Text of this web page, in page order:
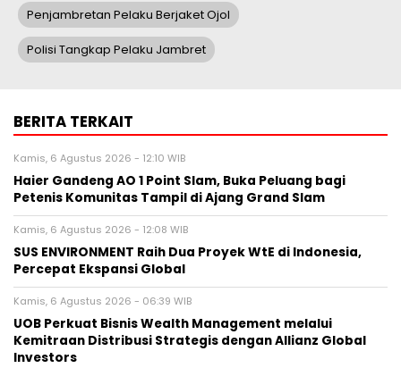
Penjambretan Pelaku Berjaket Ojol
Polisi Tangkap Pelaku Jambret
BERITA TERKAIT
Kamis, 6 Agustus 2026 - 12:10 WIB
Haier Gandeng AO 1 Point Slam, Buka Peluang bagi
Petenis Komunitas Tampil di Ajang Grand Slam
Kamis, 6 Agustus 2026 - 12:08 WIB
SUS ENVIRONMENT Raih Dua Proyek WtE di Indonesia,
Percepat Ekspansi Global
Kamis, 6 Agustus 2026 - 06:39 WIB
UOB Perkuat Bisnis Wealth Management melalui
Kemitraan Distribusi Strategis dengan Allianz Global
Investors